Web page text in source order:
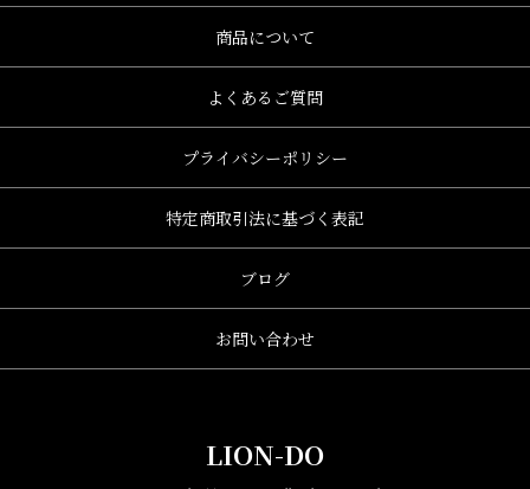
商品について
よくあるご質問
プライバシーポリシー
特定商取引法に基づく表記
ブログ
お問い合わせ
LION-DO